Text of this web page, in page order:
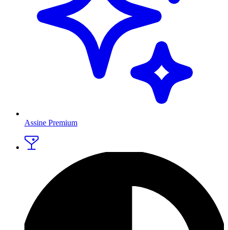
Assine Premium